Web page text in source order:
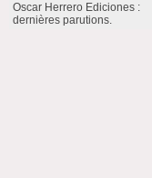
Oscar Herrero Ediciones :
dernières parutions.